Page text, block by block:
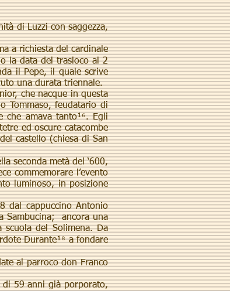
di Luzzi con saggezza,
a richiesta del cardinale
la data del trasloco al 2
il Pepe, il quale scrive
una durata triennale.
che nacque in questa
Tommaso, feudatario di
amava tanto¹⁶. Egli
ed oscure catacombe
castello (chiesa di San
seconda metà del ‘600,
commemorare l’evento
luminoso, in posizione
cappuccino Antonio
Sambucina; ancora una
scuola del Solimena. Da
Durante¹⁸ a fondare
al parroco don Franco
di 59 anni già porporato,